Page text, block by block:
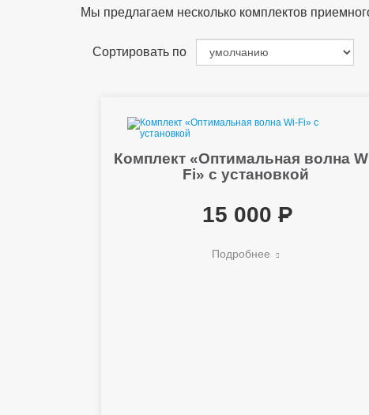
Мы предлагаем несколько комплектов
Сортировать по
Комплект «Оптимальная волна
Fi» с установкой
15 000
Подробнее